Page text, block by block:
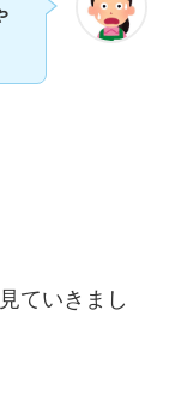
ていきまし